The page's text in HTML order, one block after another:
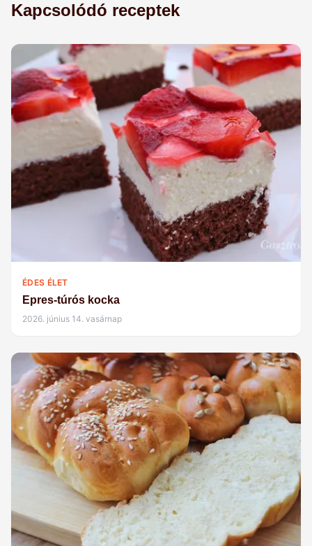
Kapcsolódó receptek
ÉDES ÉLET
Epres-túrós kocka
2026. június 14. vasárnap